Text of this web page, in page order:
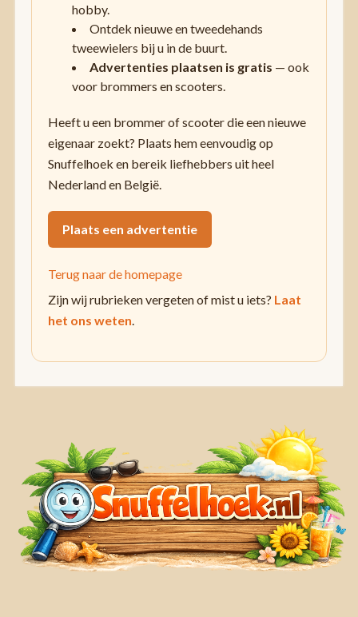
hobby.
Ontdek nieuwe en tweedehands
tweewielers bij u in de buurt.
Advertenties plaatsen is gratis — ook
voor brommers en scooters.
Heeft u een brommer of scooter die een nieuwe
eigenaar zoekt? Plaats hem eenvoudig op
Snuffelhoek en bereik liefhebbers uit heel
Nederland en België.
Plaats een advertentie
Terug naar de homepage
Zijn wij rubrieken vergeten of mist u iets? Laat
het ons weten.